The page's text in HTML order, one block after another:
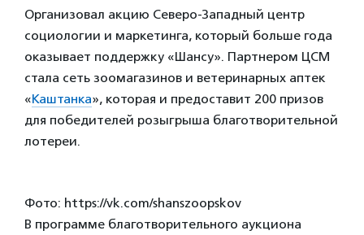
Организовал акцию Северо-Западный центр
социологии и маркетинга, который больше года
оказывает поддержку «Шансу». Партнером ЦСМ
стала сеть зоомагазинов и ветеринарных аптек
«Каштанка», которая и предоставит 200 призов
для победителей розыгрыша благотворительной
лотереи.
Фото: https://vk.com/shanszoopskov
В программе благотворительного аукциона